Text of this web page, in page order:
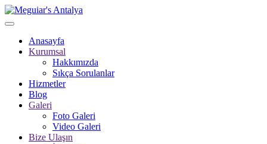
Anasayfa
Kurumsal
Hakkımızda
Sıkça Sorulanlar
Hizmetler
Blog
Galeri
Foto Galeri
Video Galeri
Bize Ulaşın